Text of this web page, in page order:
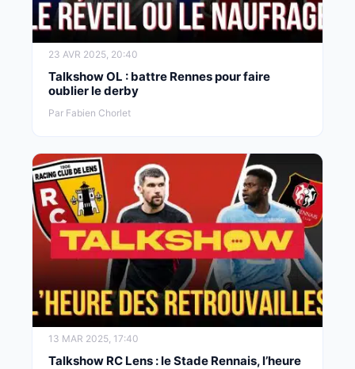
23 AVR 2025, 20:40
Talkshow OL : battre Rennes pour faire
oublier le derby
Par Fabien Chorlet
13 MAR 2025, 17:40
Talkshow RC Lens : le Stade Rennais, l’heure